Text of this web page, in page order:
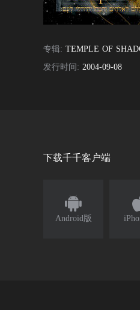
专辑: TEMPLE OF
发行时间: 2004-09-08
下载千千客户端

Android版